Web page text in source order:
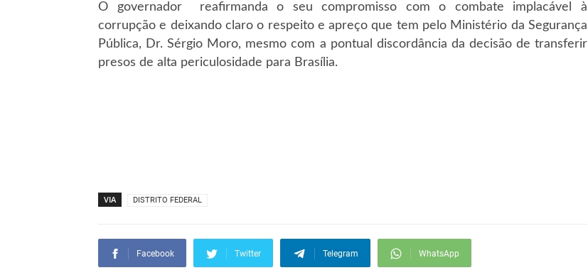
O governador reafirmanda o seu compromisso com o combate implacável à
corrupção e deixando claro o respeito e apreço que tem pelo Ministério da Segurança
Pública, Dr. Sérgio Moro, mesmo com a pontual discordância da decisão de transferir
presos de alta periculosidade para Brasília.
VIA DISTRITO FEDERAL
Facebook Twitter Telegram WhatsApp